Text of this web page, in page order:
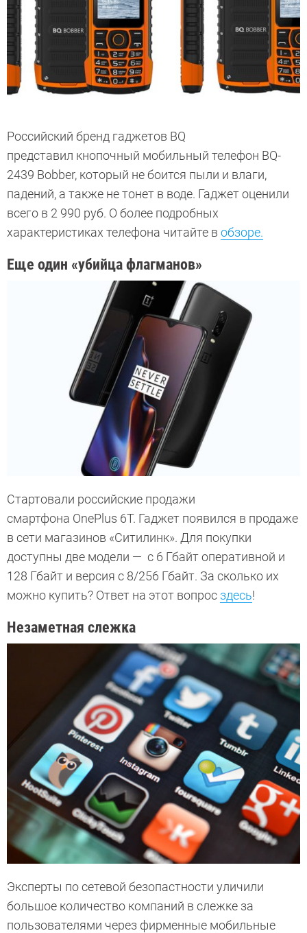
Российский бренд гаджетов BQ
представил кнопочный мобильный телефон BQ-
2439 Bobber, который не боится пыли и влаги,
падений, а также не тонет в воде. Гаджет оценили
всего в 2 990 руб. О более подробных
характеристиках телефона читайте в обзоре.
Еще один «убийца флагманов»
Стартовали российские продажи
смартфона OnePlus 6T. Гаджет появился в продаже
в сети магазинов «Ситилинк». Для покупки
доступны две модели — с 6 Гбайт оперативной и
128 Гбайт и версия с 8/256 Гбайт. За сколько их
можно купить? Ответ на этот вопрос здесь!
Незаметная слежка
Эксперты по сетевой безопастности уличили
большое количество компаний в слежке за
пользователями через фирменные мобильные